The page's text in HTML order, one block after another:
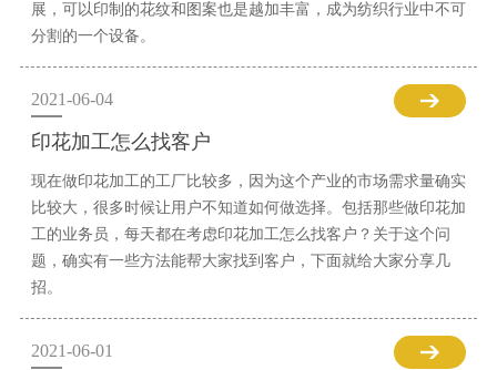
展，可以印制的花纹和图案也是越加丰富，成为纺织行业中不可
分割的一个设备。
2021-06-04
印花加工怎么找客户
现在做印花加工的工厂比较多，因为这个产业的市场需求量确实
比较大，很多时候让用户不知道如何做选择。包括那些做印花加
工的业务员，每天都在考虑印花加工怎么找客户？关于这个问
题，确实有一些方法能帮大家找到客户，下面就给大家分享几
招。
2021-06-01